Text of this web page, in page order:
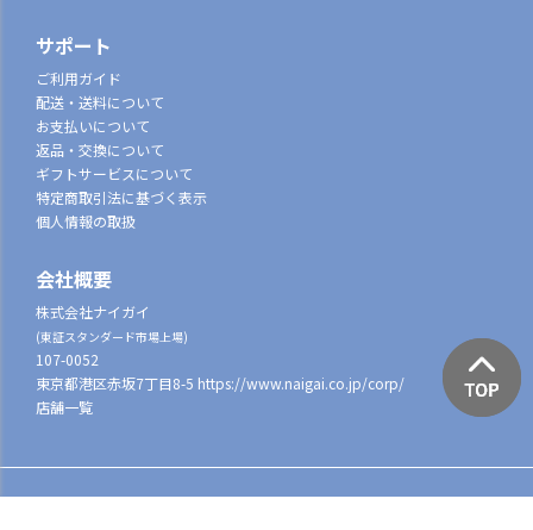
サポート
ご利用ガイド
配送・送料について
お支払いについて
返品・交換について
ギフトサービスについて
特定商取引法に基づく表示
個人情報の取扱
会社概要
株式会社ナイガイ
(東証スタンダード市場上場)
107-0052
東京都港区赤坂7丁目8-5 https://www.naigai.co.jp/corp/
店舗一覧
©2022 NAIGAI All Rights reserved.